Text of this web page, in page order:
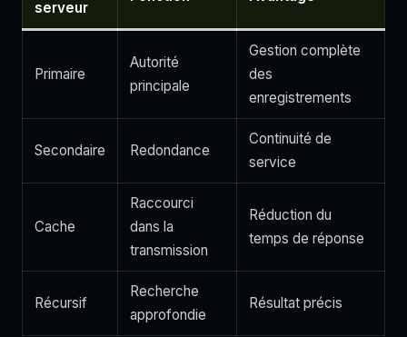
serveur
Primaire
Autorité
principale
Gestion complète
des
enregistrements
Secondaire Redondance
Continuité de
service
Cache
Raccourci
dans la
transmission
Réduction du
temps de réponse
Récursif
Recherche
approfondie
Résultat précis